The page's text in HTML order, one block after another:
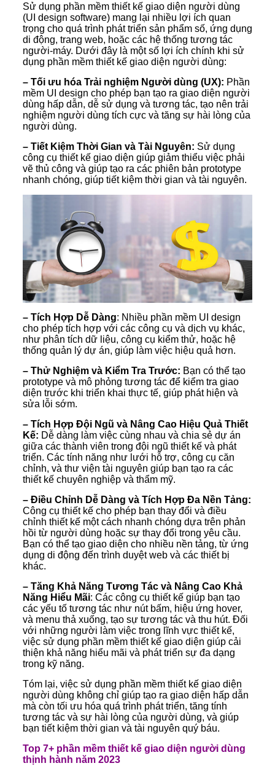
Sử dụng phần mềm thiết kế giao diện người dùng
(UI design software) mang lại nhiều lợi ích quan
trọng cho quá trình phát triển sản phẩm số, ứng dụng
di động, trang web, hoặc các hệ thống tương tác
người-máy. Dưới đây là một số lợi ích chính khi sử
dụng phần mềm thiết kế giao diện người dùng:
– Tối ưu hóa Trải nghiệm Người dùng (UX): Phần
mềm UI design cho phép bạn tạo ra giao diện người
dùng hấp dẫn, dễ sử dụng và tương tác, tạo nên trải
nghiệm người dùng tích cực và tăng sự hài lòng của
người dùng.
– Tiết Kiệm Thời Gian và Tài Nguyên: Sử dụng
công cụ thiết kế giao diện giúp giảm thiểu việc phải
vẽ thủ công và giúp tạo ra các phiên bản prototype
nhanh chóng, giúp tiết kiệm thời gian và tài nguyên.
– Tích Hợp Dễ Dàng: Nhiều phần mềm UI design
cho phép tích hợp với các công cụ và dịch vụ khác,
như phân tích dữ liệu, công cụ kiểm thử, hoặc hệ
thống quản lý dự án, giúp làm việc hiệu quả hơn.
– Thử Nghiệm và Kiểm Tra Trước: Bạn có thể tạo
prototype và mô phỏng tương tác để kiểm tra giao
diện trước khi triển khai thực tế, giúp phát hiện và
sửa lỗi sớm.
– Tích Hợp Đội Ngũ và Nâng Cao Hiệu Quả Thiết
Kế: Dễ dàng làm việc cùng nhau và chia sẻ dự án
giữa các thành viên trong đội ngũ thiết kế và phát
triển. Các tính năng như lưới hỗ trợ, công cụ căn
chỉnh, và thư viện tài nguyên giúp bạn tạo ra các
thiết kế chuyên nghiệp và thẩm mỹ.
– Điều Chỉnh Dễ Dàng và Tích Hợp Đa Nền Tảng:
Công cụ thiết kế cho phép bạn thay đổi và điều
chỉnh thiết kế một cách nhanh chóng dựa trên phản
hồi từ người dùng hoặc sự thay đổi trong yêu cầu.
Bạn có thể tạo giao diện cho nhiều nền tảng, từ ứng
dụng di động đến trình duyệt web và các thiết bị
khác.
– Tăng Khả Năng Tương Tác và Nâng Cao Khả
Năng Hiểu Mãi: Các công cụ thiết kế giúp bạn tạo
các yếu tố tương tác như nút bấm, hiệu ứng hover,
và menu thả xuống, tạo sự tương tác và thu hút. Đối
với những người làm việc trong lĩnh vực thiết kế,
việc sử dụng phần mềm thiết kế giao diện giúp cải
thiện khả năng hiểu mãi và phát triển sự đa dạng
trong kỹ năng.
Tóm lại, việc sử dụng phần mềm thiết kế giao diện
người dùng không chỉ giúp tạo ra giao diện hấp dẫn
mà còn tối ưu hóa quá trình phát triển, tăng tính
tương tác và sự hài lòng của người dùng, và giúp
bạn tiết kiệm thời gian và tài nguyên quý báu.
Top 7+ phần mềm thiết kế giao diện người dùng
thịnh hành năm 2023